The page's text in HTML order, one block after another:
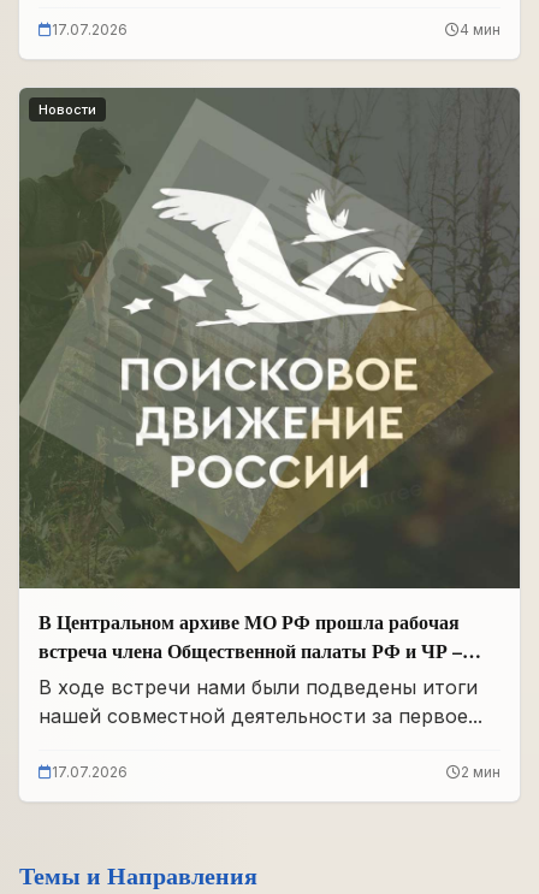
17.07.2026 4 мин
Новости
В Центральном архиве МО РФ прошла рабочая
встреча члена Общественной палаты РФ и ЧР –
Руководителя Регионального отделения «Поисковое
движение России» в ЧР Иса Сардалов с
Панковым
В ходе встречи нами были подведены итоги
нашей совместной деятельности за первое...
17.07.2026 2 мин
Темы и Направления